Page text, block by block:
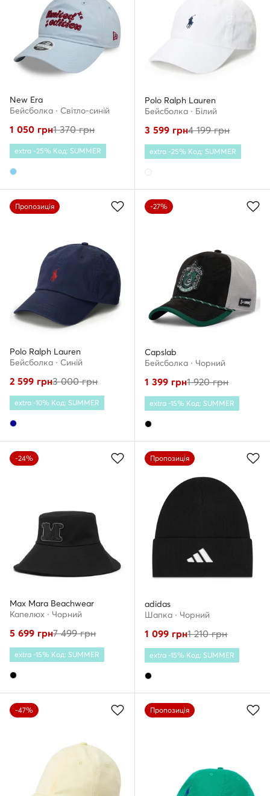
New Era
Бейсболка · Світло-синій
1 050 грн1 370грн
extra -25% Код: SUMMER
Polo Ralph Lauren
Бейсболка · Білий
3 599 грн4 199грн
extra -25% Код: SUMMER
Пропозиція
Polo Ralph Lauren
Бейсболка · Cиній
2 599 грн3 000грн
extra -10% Код: SUMMER
-27%
Capslab
Бейсболка · Чорний
1 399 грн1 920грн
extra -15% Код: SUMMER
-24%
Max Mara Beachwear
Капелюх · Чорний
5 699 грн7 499грн
extra -15% Код: SUMMER
Пропозиція
adidas
Шапкa · Чорний
1 099 грн1 210грн
extra -15% Код: SUMMER
-47% Пропозиція